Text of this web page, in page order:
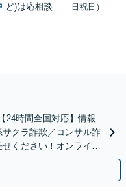
ど)は応相談
日祝日）
24時間全国対応】情報
クラ詐欺／コンサル詐
ください！オンライン